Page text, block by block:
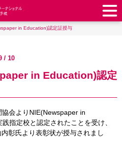
校歌・校章
学費・諸費一覧
採用情報
預かり保育
サポートランチ
SHinE（PTA活動）
入園・入学について
制服
キッズ／ジュニアクラブ
in Education)認定証授与
/ 10
in Education)認定
会よりNIE(Newspaper in
指定校と認定されたことを受け、
彰氏より表彰状が授与されまし